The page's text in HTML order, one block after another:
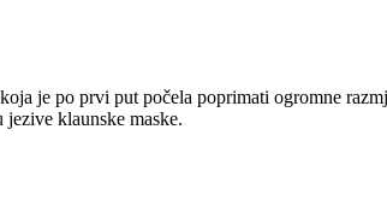
je po prvi put počela poprimati ogromne
klaunske maske.